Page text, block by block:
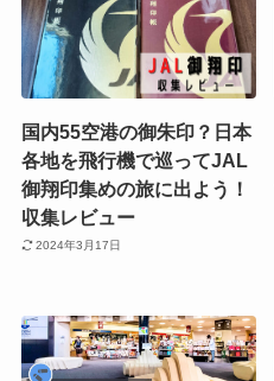
国内55空港の御朱印？日本
各地を飛行機で巡ってJAL
御翔印集めの旅に出よう！
収集レビュー
2024年3月17日